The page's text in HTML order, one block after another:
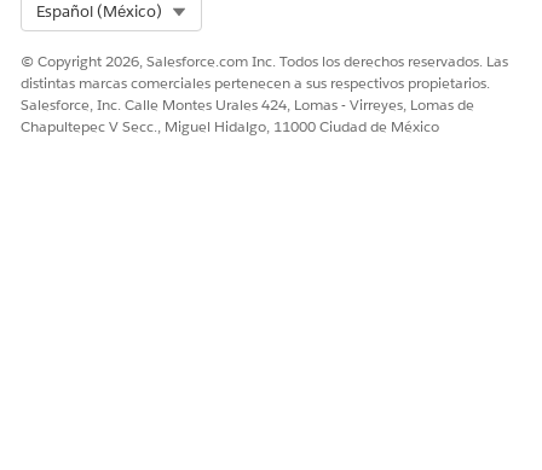
Español (México)
© Copyright 2026, Salesforce.com Inc. Todos los derechos reservados. Las
distintas marcas comerciales pertenecen a sus respectivos propietarios.
Salesforce, Inc. Calle Montes Urales 424, Lomas - Virreyes, Lomas de
Chapultepec V Secc., Miguel Hidalgo, 11000 Ciudad de México